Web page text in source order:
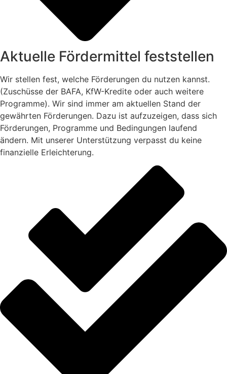
Aktuelle Fördermittel feststellen
Wir stellen fest, welche Förderungen du nutzen kannst.
(Zuschüsse der BAFA, KfW-Kredite oder auch weitere
Programme). Wir sind immer am aktuellen Stand der
gewährten Förderungen. Dazu ist aufzuzeigen, dass sich
Förderungen, Programme und Bedingungen laufend
ändern. Mit unserer Unterstützung verpasst du keine
finanzielle Erleichterung.